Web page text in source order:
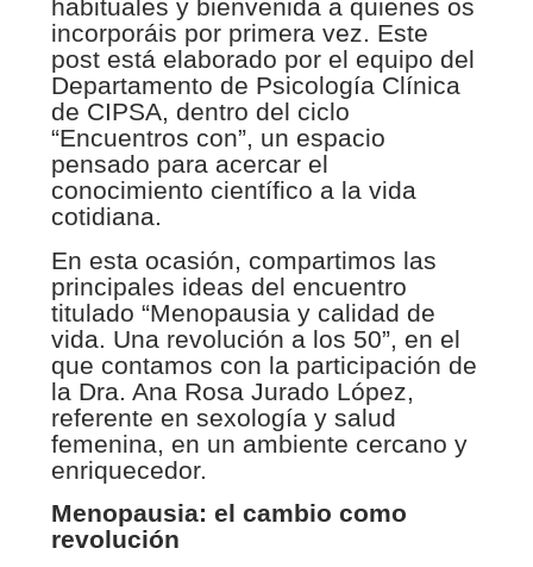
habituales y bienvenida a quienes os
incorporáis por primera vez. Este
post está elaborado por el equipo del
Departamento de Psicología Clínica
de CIPSA, dentro del ciclo
“Encuentros con”, un espacio
pensado para acercar el
conocimiento científico a la vida
cotidiana.
En esta ocasión, compartimos las
principales ideas del encuentro
titulado “Menopausia y calidad de
vida. Una revolución a los 50”, en el
que contamos con la participación de
la Dra. Ana Rosa Jurado López,
referente en sexología y salud
femenina, en un ambiente cercano y
enriquecedor.
Menopausia: el cambio como
revolución